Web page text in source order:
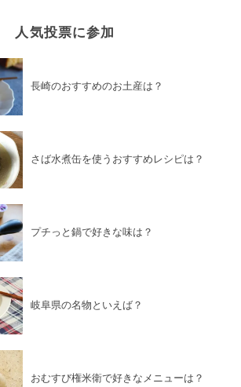
人気投票に参加
長崎のおすすめのお土産は？
さば水煮缶を使うおすすめレシピは？
プチっと鍋で好きな味は？
岐阜県の名物といえば？
おむすび権米衛で好きなメニューは？